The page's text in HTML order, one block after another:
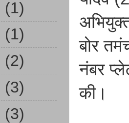
बोर
नंबर
की।
(1)
(1)
(2)
(3)
(3)